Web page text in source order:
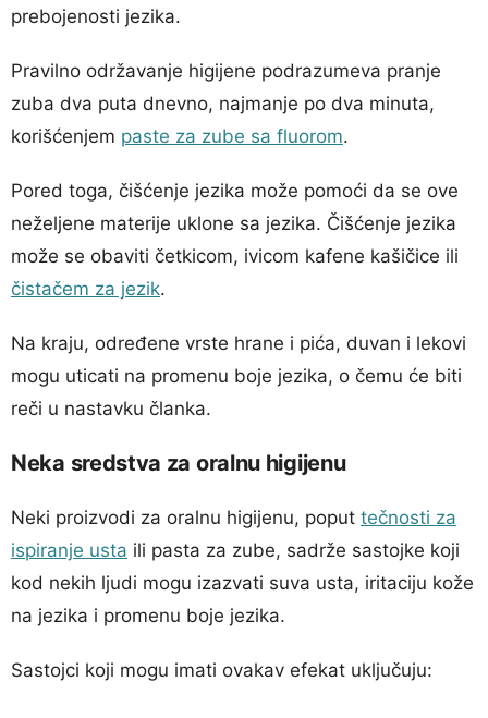
prebojenosti jezika.
Pravilno održavanje higijene podrazumeva pranje
zuba dva puta dnevno, najmanje po dva minuta,
korišćenjem paste za zube sa fluorom.
Pored toga, čišćenje jezika može pomoći da se ove
neželjene materije uklone sa jezika. Čišćenje jezika
može se obaviti četkicom, ivicom kafene kašičice ili
čistačem za jezik.
Na kraju, određene vrste hrane i pića, duvan i lekovi
mogu uticati na promenu boje jezika, o čemu će biti
reči u nastavku članka.
Neka sredstva za oralnu higijenu
Neki proizvodi za oralnu higijenu, poput tečnosti za
ispiranje usta ili pasta za zube, sadrže sastojke koji
kod nekih ljudi mogu izazvati suva usta, iritaciju kože
na jezika i promenu boje jezika.
Sastojci koji mogu imati ovakav efekat uključuju: